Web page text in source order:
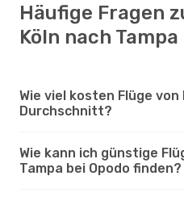
Häufige Fragen
Köln nach Tampa
Wie viel kosten Flüge von
Durchschnitt?
Wie kann ich günstige
Tampa bei Opodo finden?